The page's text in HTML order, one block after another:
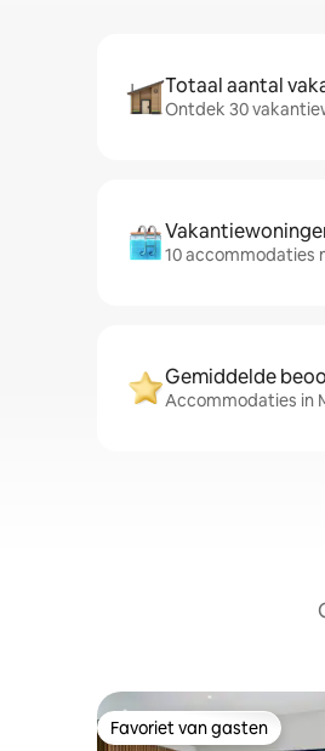
Totaal aantal
Ontdek 30
10 accommodaties
Gemiddelde
Accommodaties in
Favoriet van gasten
Favoriet van gasten